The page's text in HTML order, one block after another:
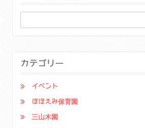
カテゴリー
イベント
ほほえみ保育園
三山木園